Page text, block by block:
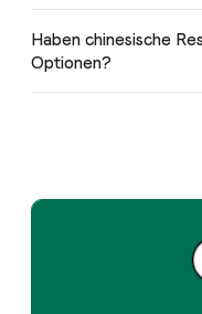
Haben chinesische
Optionen?